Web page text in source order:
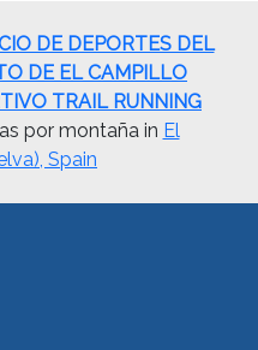
DE DEPORTES DEL
DE EL CAMPILLO
TRAIL RUNNING
por montaña in El
Spain